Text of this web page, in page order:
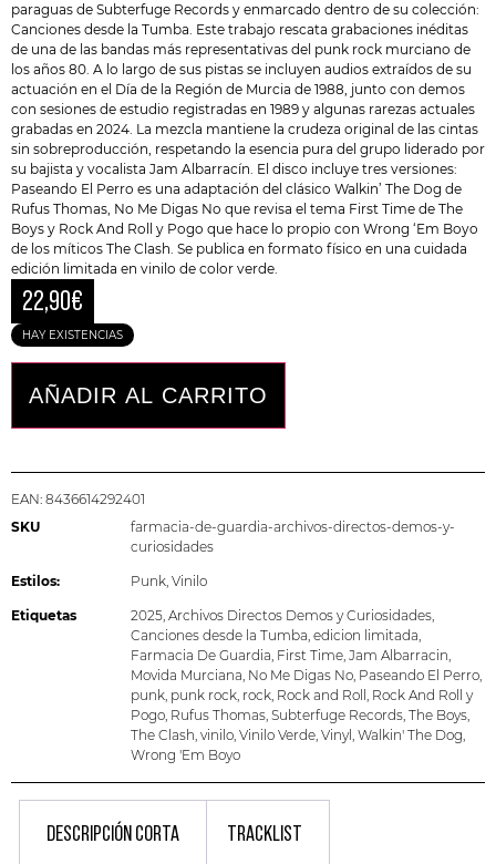
paraguas de Subterfuge Records y enmarcado dentro de su colección:
Canciones desde la Tumba. Este trabajo rescata grabaciones inéditas
de una de las bandas más representativas del punk rock murciano de
los años 80. A lo largo de sus pistas se incluyen audios extraídos de su
actuación en el Día de la Región de Murcia de 1988, junto con demos
con sesiones de estudio registradas en 1989 y algunas rarezas actuales
grabadas en 2024. La mezcla mantiene la crudeza original de las cintas
sin sobreproducción, respetando la esencia pura del grupo liderado por
su bajista y vocalista Jam Albarracín. El disco incluye tres versiones:
Paseando El Perro es una adaptación del clásico Walkin’ The Dog de
Rufus Thomas, No Me Digas No que revisa el tema First Time de The
Boys y Rock And Roll y Pogo que hace lo propio con Wrong ‘Em Boyo
de los míticos The Clash. Se publica en formato físico en una cuidada
edición limitada en vinilo de color verde.
22,90€
HAY EXISTENCIAS
AÑADIR AL CARRITO
EAN: 8436614292401
SKU
farmacia-de-guardia-archivos-directos-demos-y-
curiosidades
Estilos: Punk Vinilo
Etiquetas 2025 Archivos Directos Demos y Curiosidades
Canciones desde la Tumba edicion limitada
Farmacia De Guardia First Time Jam Albarracin
Movida Murciana No Me Digas No Paseando El Perro
punk punk rock rock Rock and Roll
Rock And Roll y
Pogo Rufus Thomas Subterfuge Records The Boys
The Clash vinilo Vinilo Verde Vinyl Walkin' The Dog
Wrong 'Em Boyo
DESCRIPCIÓN CORTA TRACKLIST